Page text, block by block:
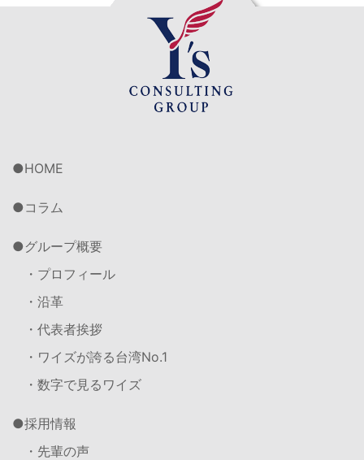
HOME
コラム
グループ概要
・プロフィール
・沿革
・代表者挨拶
・ワイズが誇る台湾No.1
・数字で見るワイズ
採用情報
・先輩の声